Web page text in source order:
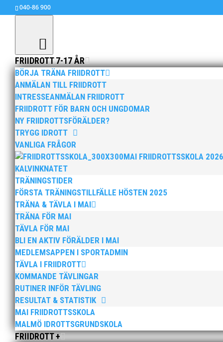
040-86 900
FRIIDROTT 7-17 ÅR
BÖRJA TRÄNA FRIIDROTT
ANMÄLAN TILL FRIIDROTT
INTRESSEANMÄLAN FRIIDROTT
FRIIDROTT FÖR BARN OCH UNGDOMAR
NY FRIIDROTTSFÖRÄLDER?
TRYGG IDROTT
VANLIGA FRÅGOR
MAI FRIIDROTTSSKOLA 2026
KALVINKNATET
TRÄNINGSTIDER
FÖRSTA TRÄNINGSTILLFÄLLE HÖSTEN 2025
TRÄNA & TÄVLA I MAI
TRÄNA FÖR MAI
TÄVLA FÖR MAI
BLI EN AKTIV FÖRÄLDER I MAI
MEDLEMSAPPEN I SPORTADMIN
TÄVLA I FRIIDROTT
KOMMANDE TÄVLINGAR
RUTINER INFÖR TÄVLING
RESULTAT & STATISTIK
MAI FRIIDROTTSSKOLA
MALMÖ IDROTTSGRUNDSKOLA
FRIIDROTT +
Stark MAI-trupp med
aug 5, 2015|
Pressrelease Malmö 2015-08-05
Till årets Stora SM i friidrott skickar MAI en
Diskuskastaren Axel Härstedt är inställd på
och samlat alla sina tävlingar inom 1.5m med
Benn Harradine som kastat 66.75 i år.
På damsidan toppar tre aktiva
Daniella som är snabbast av damerna i år på
mot Moa Hjelmer som också är anmäld på
Adriana Janic som var i final på JEM i
Josefin Magnusson som haft problem med
Guldkandidater: